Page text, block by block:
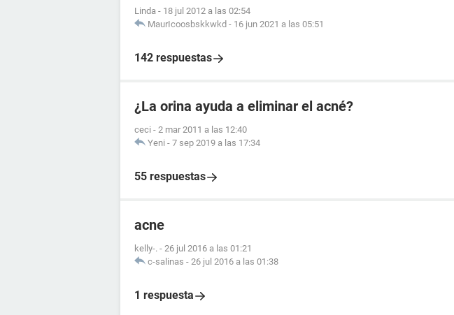
Linda - 18 jul 2012 a las 02:54
MaurIcoosbskkwkd - 16 jun 2021 a las 05:51
142 respuestas
¿La orina ayuda a eliminar el acné?
ceci - 2 mar 2011 a las 12:40
Yeni - 7 sep 2019 a las 17:34
55 respuestas
acne
kelly-. - 26 jul 2016 a las 01:21
c-salinas - 26 jul 2016 a las 01:38
1 respuesta